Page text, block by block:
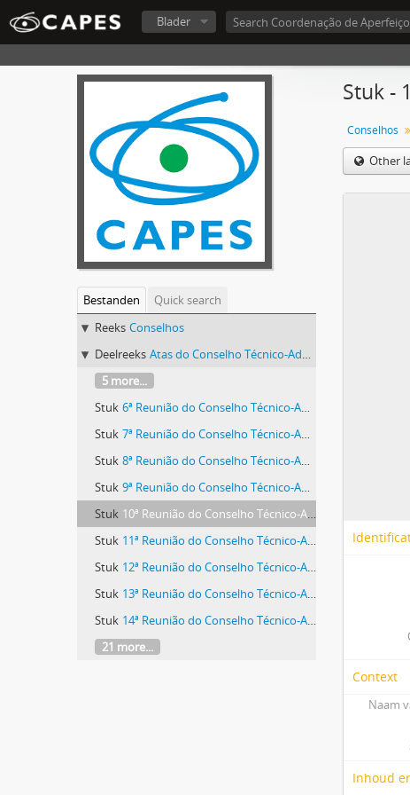
Blader
Bestanden
Quick search
Reeks Conselhos
Deelreeks Atas do Conselho Técnico-Administrativo (CTA) 1974-1981
5 more...
Stuk 6ª Reunião do Conselho Técnico-Administrativo
Stuk 7ª Reunião do Conselho Técnico-Administrativo
Stuk 8ª Reunião do Conselho Técnico-Administrativo
Stuk 9ª Reunião do Conselho Técnico-Administrativo
Stuk 10ª Reunião do Conselho Técnico-Administrativo
Stuk 11ª Reunião do Conselho Técnico-Administrativo
Stuk 12ª Reunião do Conselho Técnico-Administrativo
Stuk 13ª Reunião do Conselho Técnico-Administrativo
Stuk 14ª Reunião do Conselho Técnico-Administrativo
21 more...
Stuk -
Conselhos
Other
Context
Naam
Inhoud